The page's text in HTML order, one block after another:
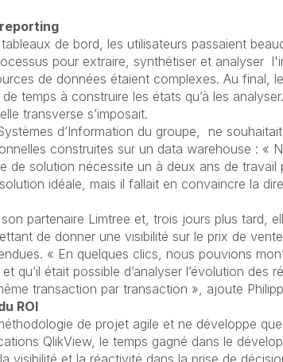
de bord, les utilisateurs passaient
pour extraire, synthétiser et analyser
de données étaient complexes. Au final,
temps à construire les états qu’à les
transverse s’imposait.
d’Information du groupe, ne
construites sur un data warehouse : «
de solution nécessite un à deux ans de travail
idéale, mais il fallait en convaincre la
partenaire Limtree et, trois jours plus tard,
de donner une visibilité sur le prix de
« En quelques clics, nous pouvions
qu’il était possible d’analyser l’évolution des
transaction par transaction », ajoute
ROI
de projet agile et ne développe
QlikView, le temps gagné dans le
visibilité et la réactivité dans la prise de